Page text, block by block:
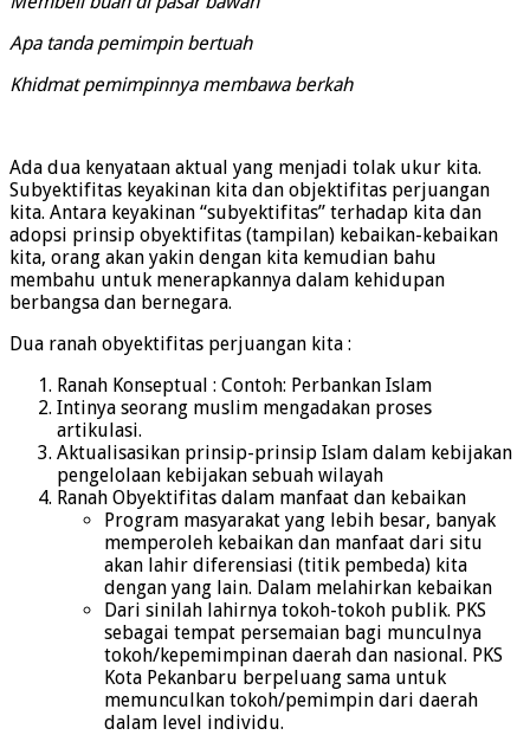
Apa tanda pemimpin bertuah
Khidmat pemimpinnya membawa berkah
Ada dua kenyataan aktual yang menjadi tolak ukur kita.
Subyektifitas keyakinan kita dan objektifitas perjuangan
kita. Antara keyakinan “subyektifitas” terhadap kita dan
adopsi prinsip obyektifitas (tampilan) kebaikan-kebaikan
kita, orang akan yakin dengan kita kemudian bahu
membahu untuk menerapkannya dalam kehidupan
berbangsa dan bernegara.
Dua ranah obyektifitas perjuangan kita :
Ranah Konseptual : Contoh: Perbankan Islam
Intinya seorang muslim mengadakan proses
artikulasi.
Aktualisasikan prinsip-prinsip Islam dalam kebijakan
pengelolaan kebijakan sebuah wilayah
Ranah Obyektifitas dalam manfaat dan kebaikan
Program masyarakat yang lebih besar, banyak
memperoleh kebaikan dan manfaat dari situ
akan lahir diferensiasi (titik pembeda) kita
dengan yang lain. Dalam melahirkan kebaikan
Dari sinilah lahirnya tokoh-tokoh publik. PKS
sebagai tempat persemaian bagi munculnya
tokoh/kepemimpinan daerah dan nasional. PKS
Kota Pekanbaru berpeluang sama untuk
memunculkan tokoh/pemimpin dari daerah
dalam level individu.